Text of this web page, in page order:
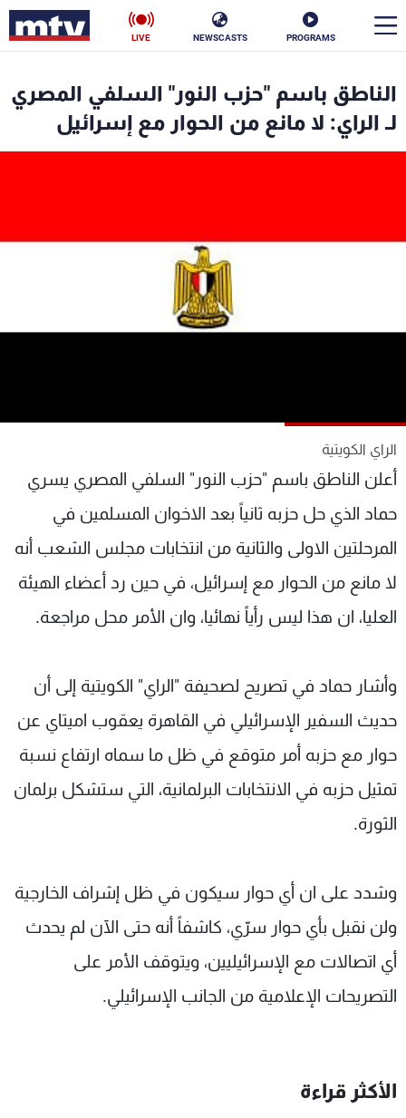
PROGRAMS
NEWSCASTS
LIVE
الناطق باسم "حزب النور" السلفي المصري
لـ الراي: لا مانع من الحوار مع إسرائيل
الراي الكويتية
أعلن الناطق باسم "حزب النور" السلفي المصري يسري
حماد الذي حل حزبه ثانياً بعد الاخوان المسلمين في
المرحلتين الاولى والثانية من انتخابات مجلس الشعب أنه
لا مانع من الحوار مع إسرائيل، في حين رد أعضاء الهيئة
العليا، ان هذا ليس رأياً نهائيا، وان الأمر محل مراجعة.
وأشار حماد في تصريح لصحيفة "الراي" الكويتية إلى أن
حديث السفير الإسرائيلي في القاهرة يعقوب اميتاي عن
حوار مع حزبه أمر متوقع في ظل ما سماه ارتفاع نسبة
تمثيل حزبه في الانتخابات البرلمانية، التي ستشكل برلمان
الثورة.
وشدد على ان أي حوار سيكون في ظل إشراف الخارجية
ولن نقبل بأي حوار سرّي، كاشفاً أنه حتى الآن لم يحدث
أي اتصالات مع الإسرائيليين، ويتوقف الأمر على
التصريحات الإعلامية من الجانب الإسرائيلي.
الأكثر قراءة
الأخبار
رياضة
شاهد البرامج
الترددات
عن MTV
لاعلاناتكم
وظائف
تواصل معنا
شروط الإسـتخدام